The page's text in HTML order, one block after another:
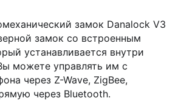
замок Danalock V3
замок со встроенным
устанавливается внутри
можете управлять им с
через Z-Wave, ZigBee,
через Bluetooth.